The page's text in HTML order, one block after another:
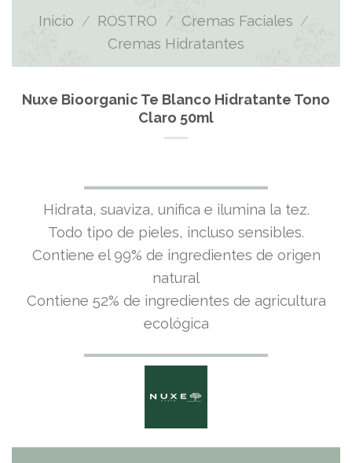
Inicio / ROSTRO / Cremas Faciales /
Cremas Hidratantes
Nuxe Bioorganic Te Blanco Hidratante Tono
Claro 50ml
Hidrata, suaviza, unifica e ilumina la tez.
Todo tipo de pieles, incluso sensibles.
Contiene el 99% de ingredientes de origen
natural
Contiene 52% de ingredientes de agricultura
ecológica